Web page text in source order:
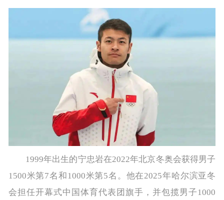
1999年出生的宁忠岩在2022年北京冬奥会获得男子
1500米第7名和1000米第5名。他在2025年哈尔滨亚冬
会担任开幕式中国体育代表团旗手，并包揽男子1000